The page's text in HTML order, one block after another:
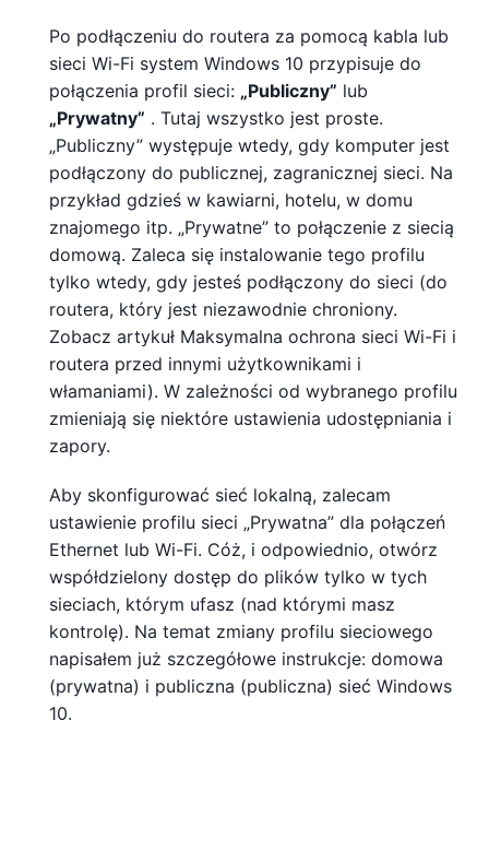
Po podłączeniu do routera za pomocą kabla lub
sieci Wi-Fi system Windows 10 przypisuje do
połączenia profil sieci: „Publiczny” lub
„Prywatny” . Tutaj wszystko jest proste.
„Publiczny” występuje wtedy, gdy komputer jest
podłączony do publicznej, zagranicznej sieci. Na
przykład gdzieś w kawiarni, hotelu, w domu
znajomego itp. „Prywatne” to połączenie z siecią
domową. Zaleca się instalowanie tego profilu
tylko wtedy, gdy jesteś podłączony do sieci (do
routera, który jest niezawodnie chroniony.
Zobacz artykuł Maksymalna ochrona sieci Wi-Fi i
routera przed innymi użytkownikami i
włamaniami). W zależności od wybranego profilu
zmieniają się niektóre ustawienia udostępniania i
zapory.
Aby skonfigurować sieć lokalną, zalecam
ustawienie profilu sieci „Prywatna” dla połączeń
Ethernet lub Wi-Fi. Cóż, i odpowiednio, otwórz
współdzielony dostęp do plików tylko w tych
sieciach, którym ufasz (nad którymi masz
kontrolę). Na temat zmiany profilu sieciowego
napisałem już szczegółowe instrukcje: domowa
(prywatna) i publiczna (publiczna) sieć Windows
10.